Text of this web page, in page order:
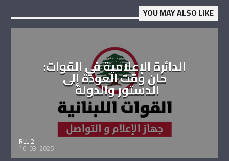
YOU MAY ALSO LIKE
الدائرة الإعلامية في القوات:
حان وقت العودة إلى
الدستور والدولة
RLL 2
10-03-2025